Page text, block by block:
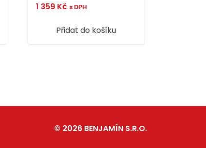
1 359 Kč s DPH
Přidat do košíku
© 2026 BENJAMÍN S.R.O.